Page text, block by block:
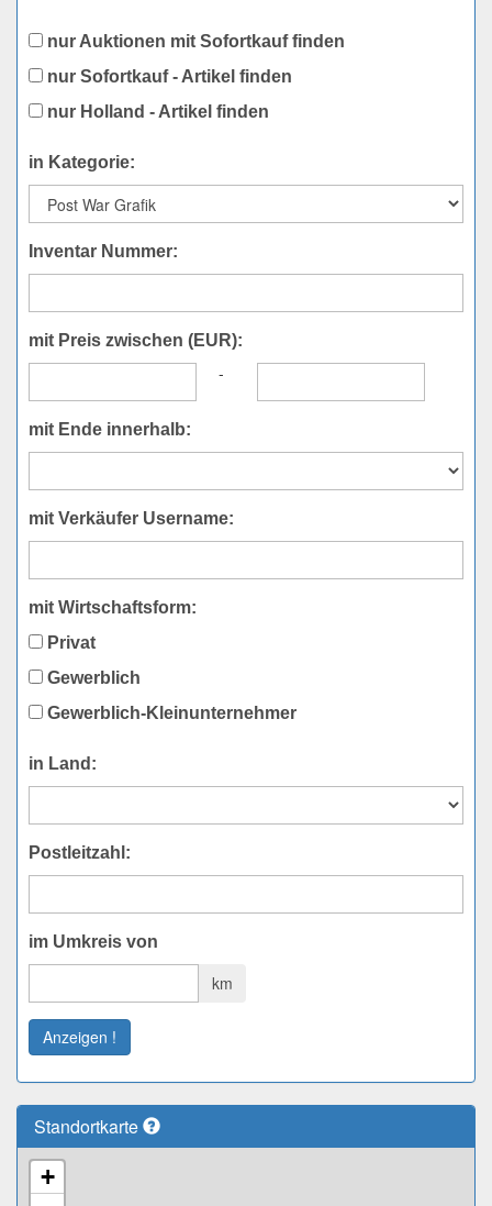
nur Auktionen mit Sofortkauf finden
nur Sofortkauf - Artikel finden
nur Holland - Artikel finden
in Kategorie:
Inventar Nummer:
mit Preis zwischen (EUR):
-
mit Ende innerhalb:
mit Verkäufer Username:
mit Wirtschaftsform:
Privat
Gewerblich
Gewerblich-Kleinunternehmer
in Land:
Postleitzahl:
im Umkreis von
km
Anzeigen !
Standortkarte
+